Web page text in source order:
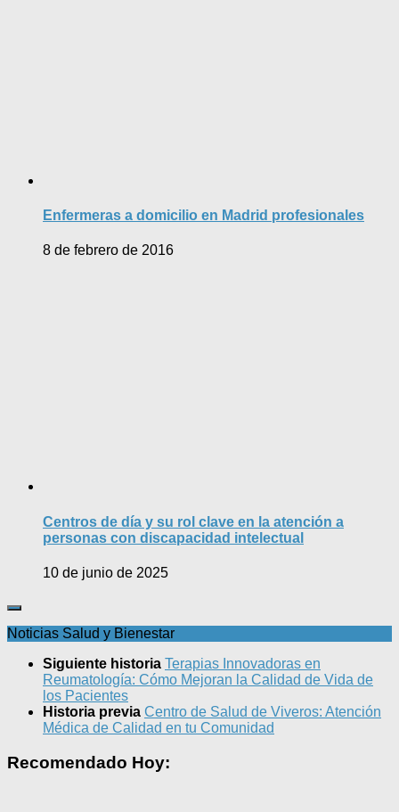
Enfermeras a domicilio en Madrid profesionales
8 de febrero de 2016
Centros de día y su rol clave en la atención a
personas con discapacidad intelectual
10 de junio de 2025
Noticias Salud y Bienestar
Siguiente historia Terapias Innovadoras en
Reumatología: Cómo Mejoran la Calidad de Vida de
los Pacientes
Historia previa Centro de Salud de Viveros: Atención
Médica de Calidad en tu Comunidad
Recomendado Hoy: